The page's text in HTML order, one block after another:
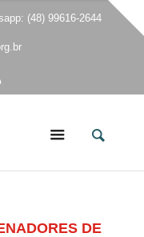
(48) 99616-2644
DE